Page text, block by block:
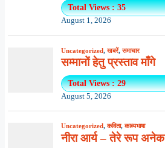
Total Views : 35
August 1, 2026
Uncategorized,खबरें,समाचार
सम्मानों हेतु प्रस्ताव माँगे
Total Views : 29
August 5, 2026
Uncategorized,कविता,काव्यभाषा
नीरा आर्य – तेरे रूप अनेक